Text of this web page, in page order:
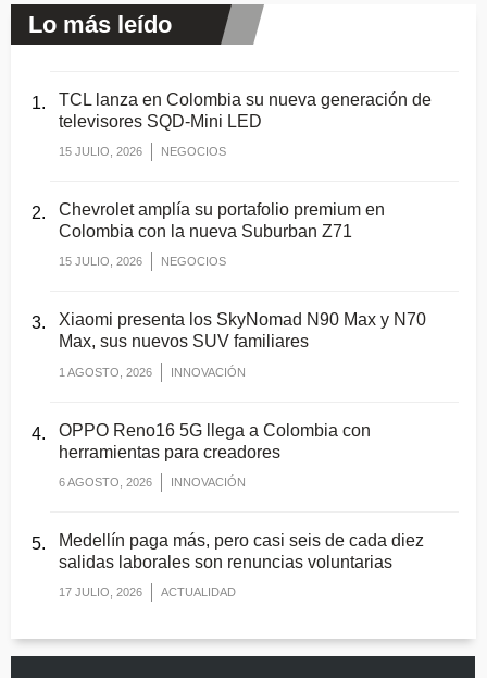
Lo más leído
TCL lanza en Colombia su nueva generación de
televisores SQD-Mini LED
15 JULIO, 2026 NEGOCIOS
Chevrolet amplía su portafolio premium en
Colombia con la nueva Suburban Z71
15 JULIO, 2026 NEGOCIOS
Xiaomi presenta los SkyNomad N90 Max y N70
Max, sus nuevos SUV familiares
1 AGOSTO, 2026 INNOVACIÓN
OPPO Reno16 5G llega a Colombia con
herramientas para creadores
6 AGOSTO, 2026 INNOVACIÓN
Medellín paga más, pero casi seis de cada diez
salidas laborales son renuncias voluntarias
17 JULIO, 2026 ACTUALIDAD